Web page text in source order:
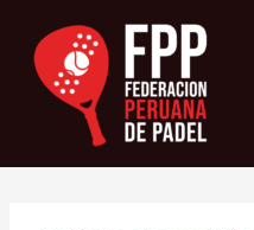
content